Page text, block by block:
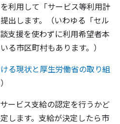
利用して「サービス等利用計
出します。（いわゆる「セル
支援を使わずに利用希望者本
る市区町村もあります。）
る現状と厚生労働省の取り組
ービス支給の認定を行うかど
します。支給が決定したら市